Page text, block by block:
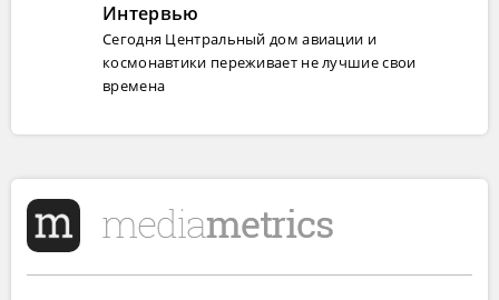
Интервью
Сегодня Центральный дом авиации и
космонавтики переживает не лучшие свои
времена